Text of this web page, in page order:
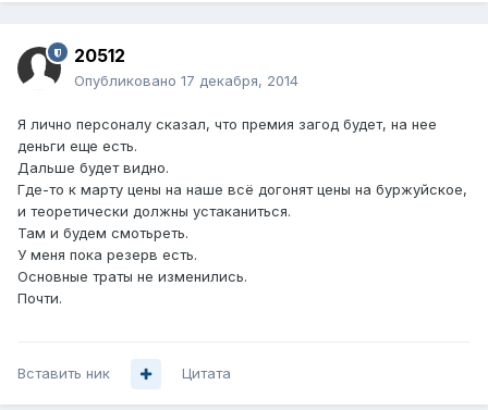
20512
Опубликовано 17 декабря, 2014
Я лично персоналу сказал, что премия загод будет, на нее
деньги еще есть.
Дальше будет видно.
Где-то к марту цены на наше всё догонят цены на буржуйское,
и теоретически должны устаканиться.
Там и будем смотьреть.
У меня пока резерв есть.
Основные траты не изменились.
Почти.
Вставить ник Цитата